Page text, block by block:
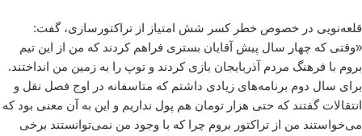
قلعه‌نویی در خصوص خطر کسر شش امتیاز از تراکتورسازی، گفت:
«وقتی که چهار سال پیش آقایان بستری فراهم کردند که من از این تیم
بروم با فرهنگ مردم آذربایجان بازی کردند و توپ را به زمین من انداختند.
برای سال دوم برنامه‌های زیادی داشتم که متاسفانه در اوج فصل نقل و
انتقالات گفتند که حتی هزار تومان هم پول نداریم و این به آن معنی بود که
می‌خواستند من از تراکتور بروم چرا که با وجود من نمی‌توانستند برخی